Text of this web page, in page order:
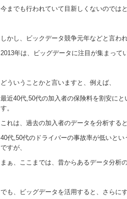
今までも行われていて目新しくないのでは
しかし、ビックデータ競争元年などと言われ
2013年は、ビッグデータに注目が集まって
どういうことかと言いますと、例えば、
最近40代,50代の加入者の保険料を割安にと
す。
これは、過去の加入者のデータを分析すると
40代,50代のドライバーの事故率が低いと
ですが、
まぁ、ここまでは、昔からあるデータ分析
でも、ビッグデータを活用すると、さらに